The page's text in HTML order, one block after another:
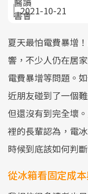
2021-10-21
夏天最怕電費暴增
響，不少人仍在居
電費暴增等問題。
近朋友碰到了一個
但還沒有到完全壞
裡的長輩認為，電
時候到底該如何判
從冰箱看固定成